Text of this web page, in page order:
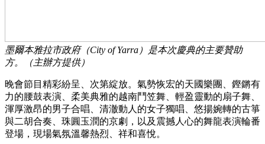
墨爾本雅拉市政府（City of Yarra）是本次慶典的主要贊助
方。（主辦方提供）
晚會節目精彩紛呈、次第綻放。氣勢恢宏的天國樂團、鏗鏘有
力的腰鼓表演、柔美典雅的越南鬥笠舞、輕盈靈動的扇子舞、
渾厚激昂的男子合唱、清澈動人的女子獨唱、悠揚婉轉的古箏
與二胡合奏、珠圓玉潤的京劇，以及震撼人心的舞龍表演輪番
登場，現場氣氛溫馨熱烈、祥和喜悅。